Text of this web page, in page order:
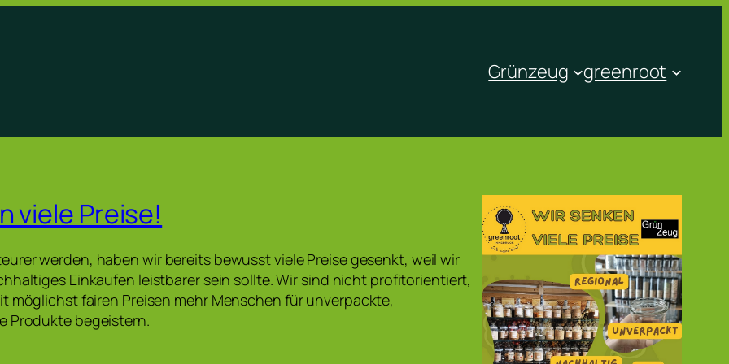
Grünzeug greenroot
viele Preise!
werden, haben wir bereits bewusst viele Preise gesenkt, weil wir
Einkaufen leistbarer sein sollte. Wir sind nicht profitorientiert,
möglichst fairen Preisen mehr Menschen für unverpackte,
Produkte begeistern.